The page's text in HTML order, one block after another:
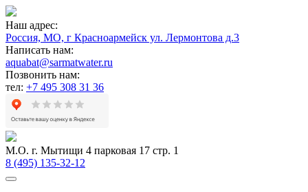
Наш адрес:
Россия, МО, г Красноармейск ул. Лермонтова д.3
Написать нам:
aquabat@sarmatwater.ru
Позвонить нам:
тел: +7 495 308 31 36
М.О. г. Мытищи 4 парковая 17 стр. 1
8 (495) 135-32-12